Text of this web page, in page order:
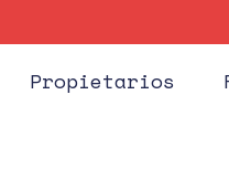
Propietarios